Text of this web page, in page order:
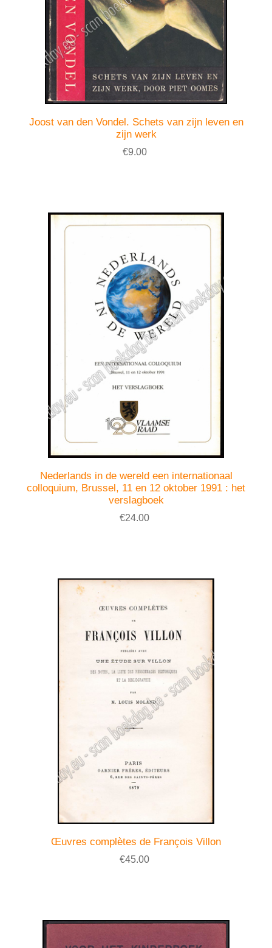
Joost van den Vondel. Schets van zijn leven en
zijn werk
€9.00
Nederlands in de wereld een internationaal
colloquium, Brussel, 11 en 12 oktober 1991 : het
verslagboek
€24.00
Œuvres complètes de François Villon
€45.00